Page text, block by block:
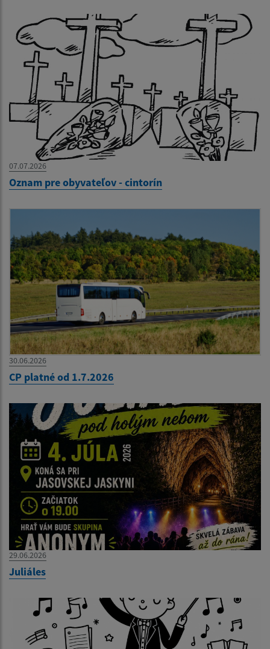
07.07.2026
Oznam pre obyvateľov - cintorín
30.06.2026
CP platné od 1.7.2026
29.06.2026
Juliáles